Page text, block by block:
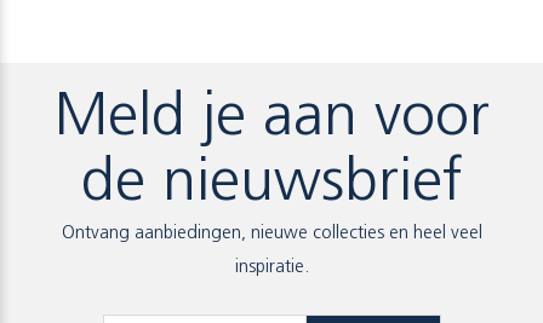
Meld je aan voor
de nieuwsbrief
Ontvang aanbiedingen, nieuwe collecties en heel veel
inspiratie.